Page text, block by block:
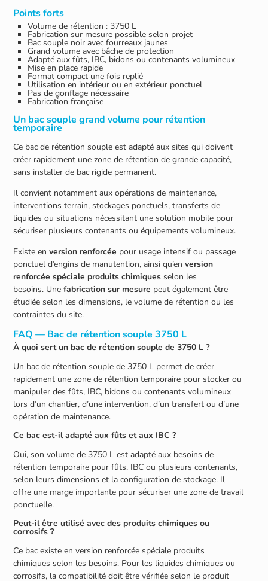
Points forts
Volume de rétention : 3750 L
Fabrication sur mesure possible selon projet
Bac souple noir avec fourreaux jaunes
Grand volume avec bâche de protection
Adapté aux fûts, IBC, bidons ou contenants volumineux
Mise en place rapide
Format compact une fois replié
Utilisation en intérieur ou en extérieur ponctuel
Pas de gonflage nécessaire
Fabrication française
Un bac souple grand volume pour rétention
temporaire
Ce bac de rétention souple est adapté aux sites qui doivent
créer rapidement une zone de rétention de grande capacité,
sans installer de bac rigide permanent.
Il convient notamment aux opérations de maintenance,
interventions terrain, stockages ponctuels, transferts de
liquides ou situations nécessitant une solution mobile pour
sécuriser plusieurs contenants ou équipements volumineux.
Existe en version renforcée pour usage intensif ou passage
ponctuel d’engins de manutention, ainsi qu’en version
renforcée spéciale produits chimiques selon les
besoins. Une fabrication sur mesure peut également être
étudiée selon les dimensions, le volume de rétention ou les
contraintes du site.
FAQ — Bac de rétention souple 3750 L
À quoi sert un bac de rétention souple de 3750 L ?
Un bac de rétention souple de 3750 L permet de créer
rapidement une zone de rétention temporaire pour stocker ou
manipuler des fûts, IBC, bidons ou contenants volumineux
lors d’un chantier, d’une intervention, d’un transfert ou d’une
opération de maintenance.
Ce bac est-il adapté aux fûts et aux IBC ?
Oui, son volume de 3750 L est adapté aux besoins de
rétention temporaire pour fûts, IBC ou plusieurs contenants,
selon leurs dimensions et la configuration de stockage. Il
offre une marge importante pour sécuriser une zone de travail
ponctuelle.
Peut-il être utilisé avec des produits chimiques ou
corrosifs ?
Ce bac existe en version renforcée spéciale produits
chimiques selon les besoins. Pour les liquides chimiques ou
corrosifs, la compatibilité doit être vérifiée selon le produit